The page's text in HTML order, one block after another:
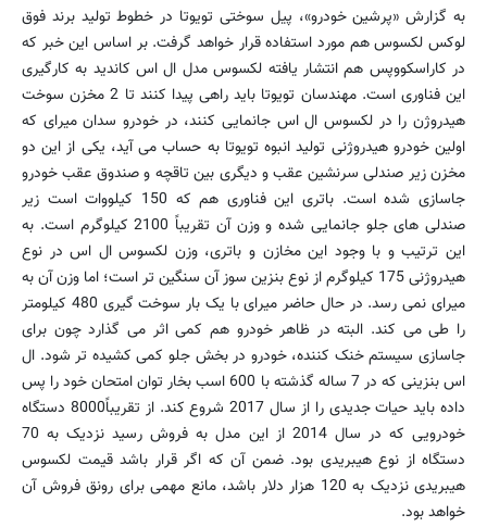
به گزارش «پرشین خودرو»، پیل سوختی تویوتا در خطوط تولید برند فوق
لوکس لکسوس هم مورد استفاده قرار خواهد گرفت. بر اساس این خبر که
در کاراسکووپس هم انتشار یافته لکسوس مدل ال اس کاندید به کارگیری
این فناوری است. مهندسان تویوتا باید راهی پیدا کنند تا 2 مخزن سوخت
هیدروژن را در لکسوس ال اس جانمایی کنند، در خودرو سدان میرای که
اولین خودرو هیدروژنی تولید انبوه تویوتا به حساب می آید، یکی از این دو
مخزن زیر صندلی سرنشین عقب و دیگری بین تاقچه و صندوق عقب خودرو
جاسازی شده است. باتری این فناوری هم که 150 کیلووات است زیر
صندلی های جلو جانمایی شده و وزن آن تقریباً 2100 کیلوگرم است. به
این ترتیب و با وجود این مخازن و باتری، وزن لکسوس ال اس در نوع
هیدروژنی 175 کیلوگرم از نوع بنزین سوز آن سنگین تر است؛ اما وزن آن به
میرای نمی رسد. در حال حاضر میرای با یک بار سوخت گیری 480 کیلومتر
را طی می کند. البته در ظاهر خودرو هم کمی اثر می گذارد چون برای
جاسازی سیستم خنک کننده، خودرو در بخش جلو کمی کشیده تر شود. ال
اس بنزینی که در 7 ساله گذشته با 600 اسب بخار توان امتحان خود را پس
داده باید حیات جدیدی را از سال 2017 شروع کند. از تقریباً8000 دستگاه
خودرویی که در سال 2014 از این مدل به فروش رسید نزدیک به 70
دستگاه از نوع هیبریدی بود. ضمن آن که اگر قرار باشد قیمت لکسوس
هیبریدی نزدیک به 120 هزار دلار باشد، مانع مهمی برای رونق فروش آن
خواهد بود.